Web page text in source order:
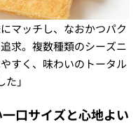
マッチし、なおかつパク
求。複数種類のシーズニ
すく、味わいのトータル
」
口サイズと心地よい